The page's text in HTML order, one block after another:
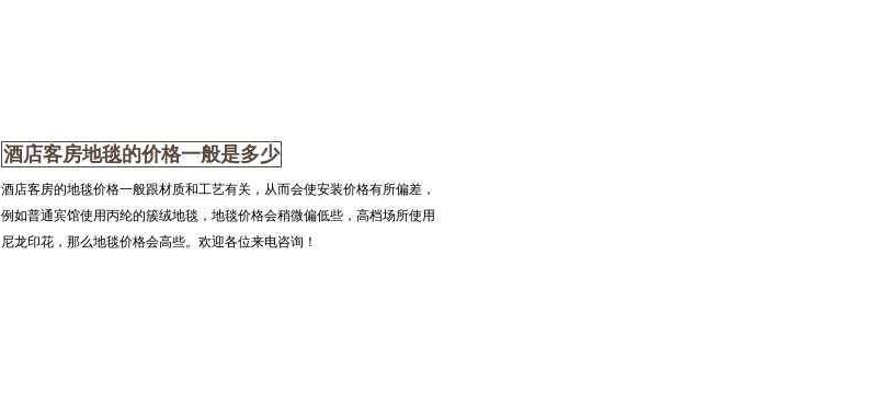
酒店客房地毯的价格一般是多少
酒店客房的地毯价格一般跟材质和工艺有关，从而会使安装价格有所偏差，
例如普通宾馆使用丙纶的簇绒地毯，地毯价格会稍微偏低些，高档场所使用
尼龙印花，那么地毯价格会高些。欢迎各位来电咨询！